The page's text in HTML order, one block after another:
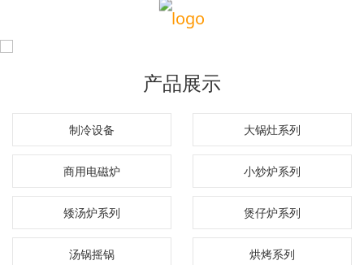
产品展示
制冷设备 大锅灶系列
商用电磁炉 小炒炉系列
矮汤炉系列 煲仔炉系列
汤锅摇锅 烘烤系列